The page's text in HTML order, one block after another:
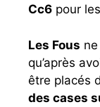
Cc6 pour
Les Fous
qu’après
être placés
des cases